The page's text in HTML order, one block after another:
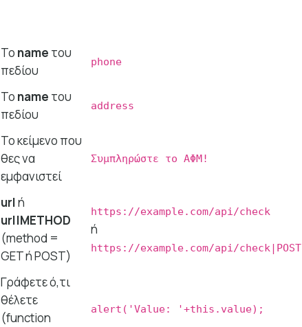
Το name του
πεδίου
phone
Το name του
πεδίου
address
Το κείμενο που
θες να
εμφανιστεί
Συμπληρώστε το ΑΦΜ!
urlή
url|METHOD
(method =
GET ή POST)
https://example.com/api/check
ή
https://example.com/api/check|POST
Γράφετε ό,τι
θέλετε
(function
alert('Value: '+this.value);